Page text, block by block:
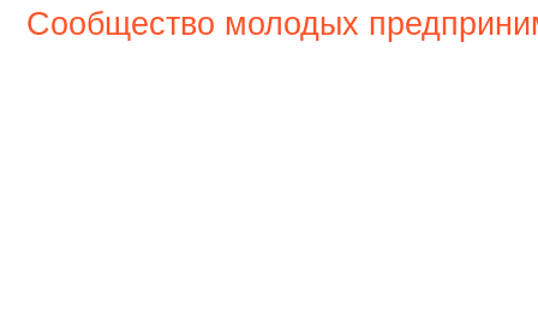
Сообщество молодых